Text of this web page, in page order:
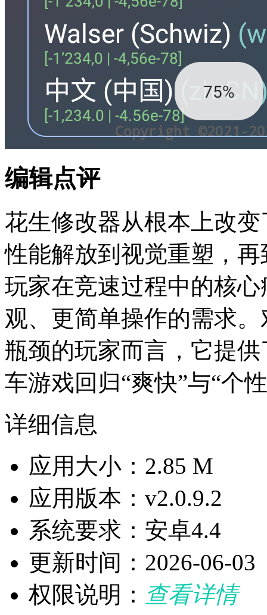
编辑点评
花生修改器从根本上改
性能解放到视觉重塑，
玩家在竞速过程中的核
观、更简单操作的需求
瓶颈的玩家而言，它提
车游戏回归“爽快”与“个
详细信息
应用大小：2.85 M
应用版本：v2.0.9.2
系统要求：安卓4.4
更新时间：2026-06-03
权限说明： 查看详情